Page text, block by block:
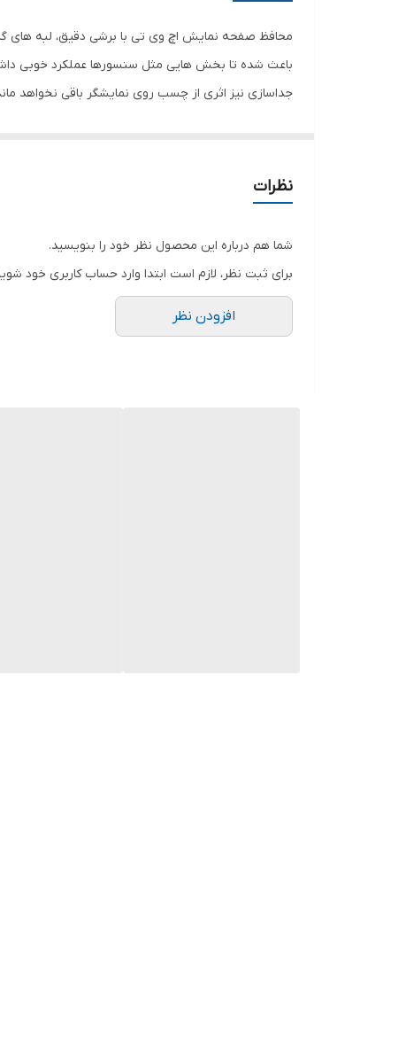
رنگ
محافظ صفحه نمایش اچ وی تی با برشی دقیق، لبه های
باعث شده تا بخش هایی مثل سنسورها عملکرد خوبی
جداسازی نیز اثری از چسب روی نمایشگر باقی
نظرات
شما هم درباره این محصول نظر خود را بنویسید.
برای ثبت نظر، لازم است ابتدا وارد حساب کاربری خود
افزودن نظر